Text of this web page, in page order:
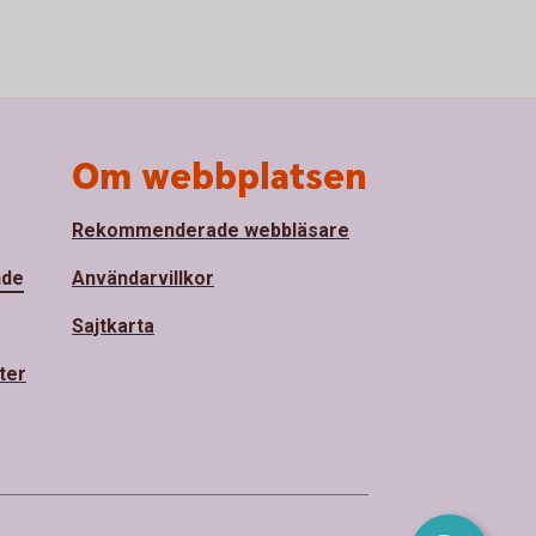
Om webbplatsen
Rekommenderade webbläsare
Användarvillkor
Sajtkarta